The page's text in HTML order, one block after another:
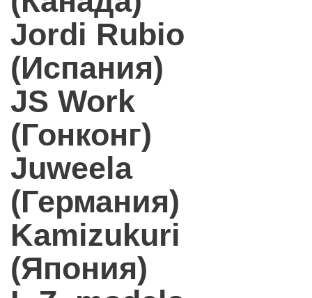
Jordi Rubio
(Испания)
JS Work
(Гонконг)
Juweela
(Германия)
Kamizukuri
(Япония)